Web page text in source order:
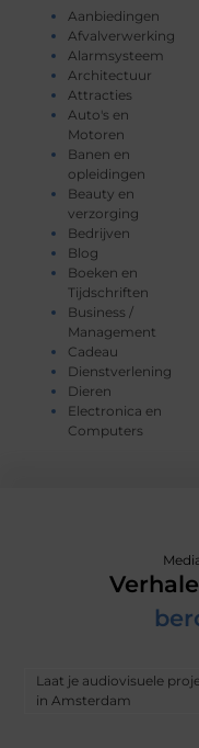
Aanbiedingen
Afvalverwerking
Alarmsysteem
Architectuur
Attracties
Auto's en
Motoren
Banen en
opleidingen
Beauty en
verzorging
Bedrijven
Blog
Boeken en
Tijdschriften
Business /
Management
Cadeau
Dienstverlening
Dieren
Electronica en
Computers
Laat je audiovisuele
in Amsterdam